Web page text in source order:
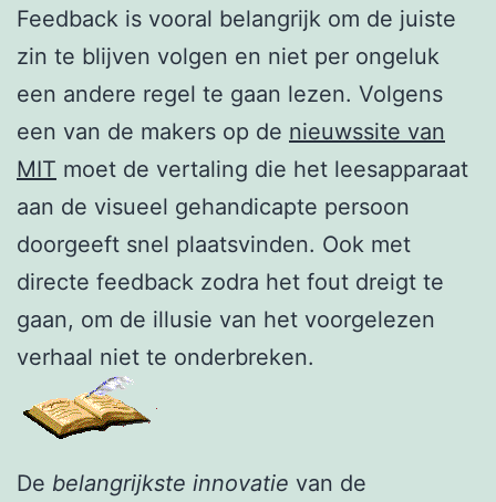
Feedback is vooral belangrijk om de juiste
zin te blijven volgen en niet per ongeluk
een andere regel te gaan lezen. Volgens
een van de makers op de nieuwssite van
MIT moet de vertaling die het leesapparaat
aan de visueel gehandicapte persoon
doorgeeft snel plaatsvinden. Ook met
directe feedback zodra het fout dreigt te
gaan, om de illusie van het voorgelezen
verhaal niet te onderbreken.
De belangrijkste innovatie van de